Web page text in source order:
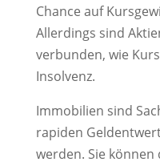
Chance auf
Allerdings sind
verbunden, wie
Insolvenz.
Immobilien sind
rapiden
werden. Sie